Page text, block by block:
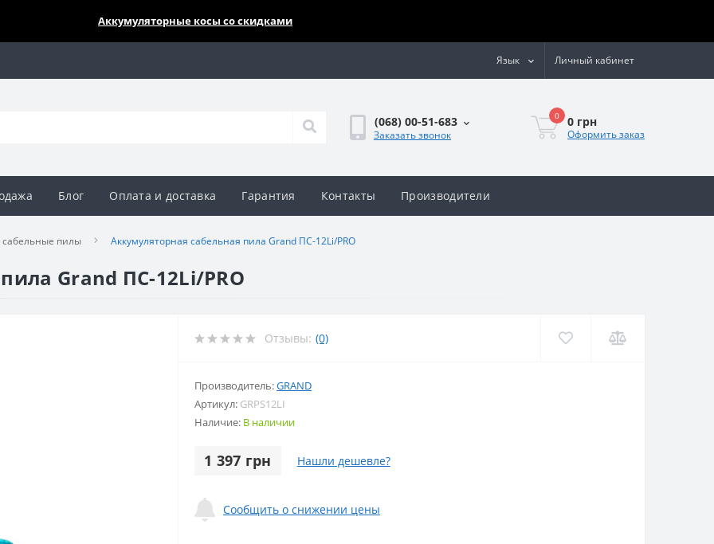
Аккумуляторные косы со скидками
Язык Личный кабинет
(068) 00-51-683
Заказать звонок
0 0 грн
Оформить заказ
Блог Оплата и доставка Гарантия Контакты Производители
сабельные пилы Аккумуляторная сабельная пила Grand ПС-12Li/PRO
Grand ПС-12Li/PRO
Отзывы: (0)
Производитель:GRAND
Артикул: GRPS12LI
Наличие: В наличии
1 397 грн Нашли дешевле?
Сообщить о снижении цены